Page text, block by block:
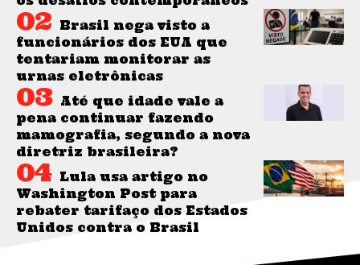
Brasil nega visto a
funcionários dos EUA que
tentariam monitorar as
urnas eletrônicas
Até que idade vale a
pena continuar fazendo
mamografia, segundo a nova
diretriz brasileira?
Lula usa artigo no
Washington Post para
rebater tarifaço dos Estados
Unidos contra o Brasil